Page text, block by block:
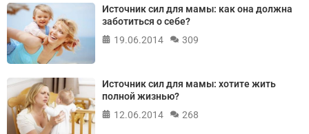
Источник сил для мамы: как она должна
заботиться о себе?
19.06.2014
309
Источник сил для мамы: хотите жить
полной жизнью?
12.06.2014
268